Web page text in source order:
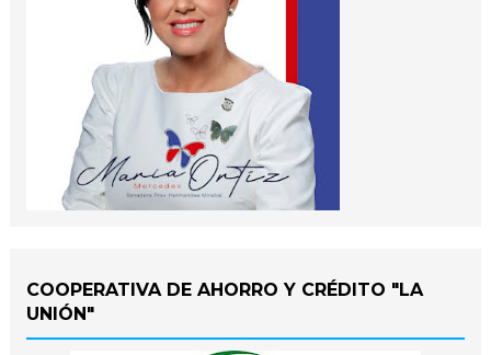
COOPERATIVA DE AHORRO Y CRÉDITO "LA
UNIÓN"